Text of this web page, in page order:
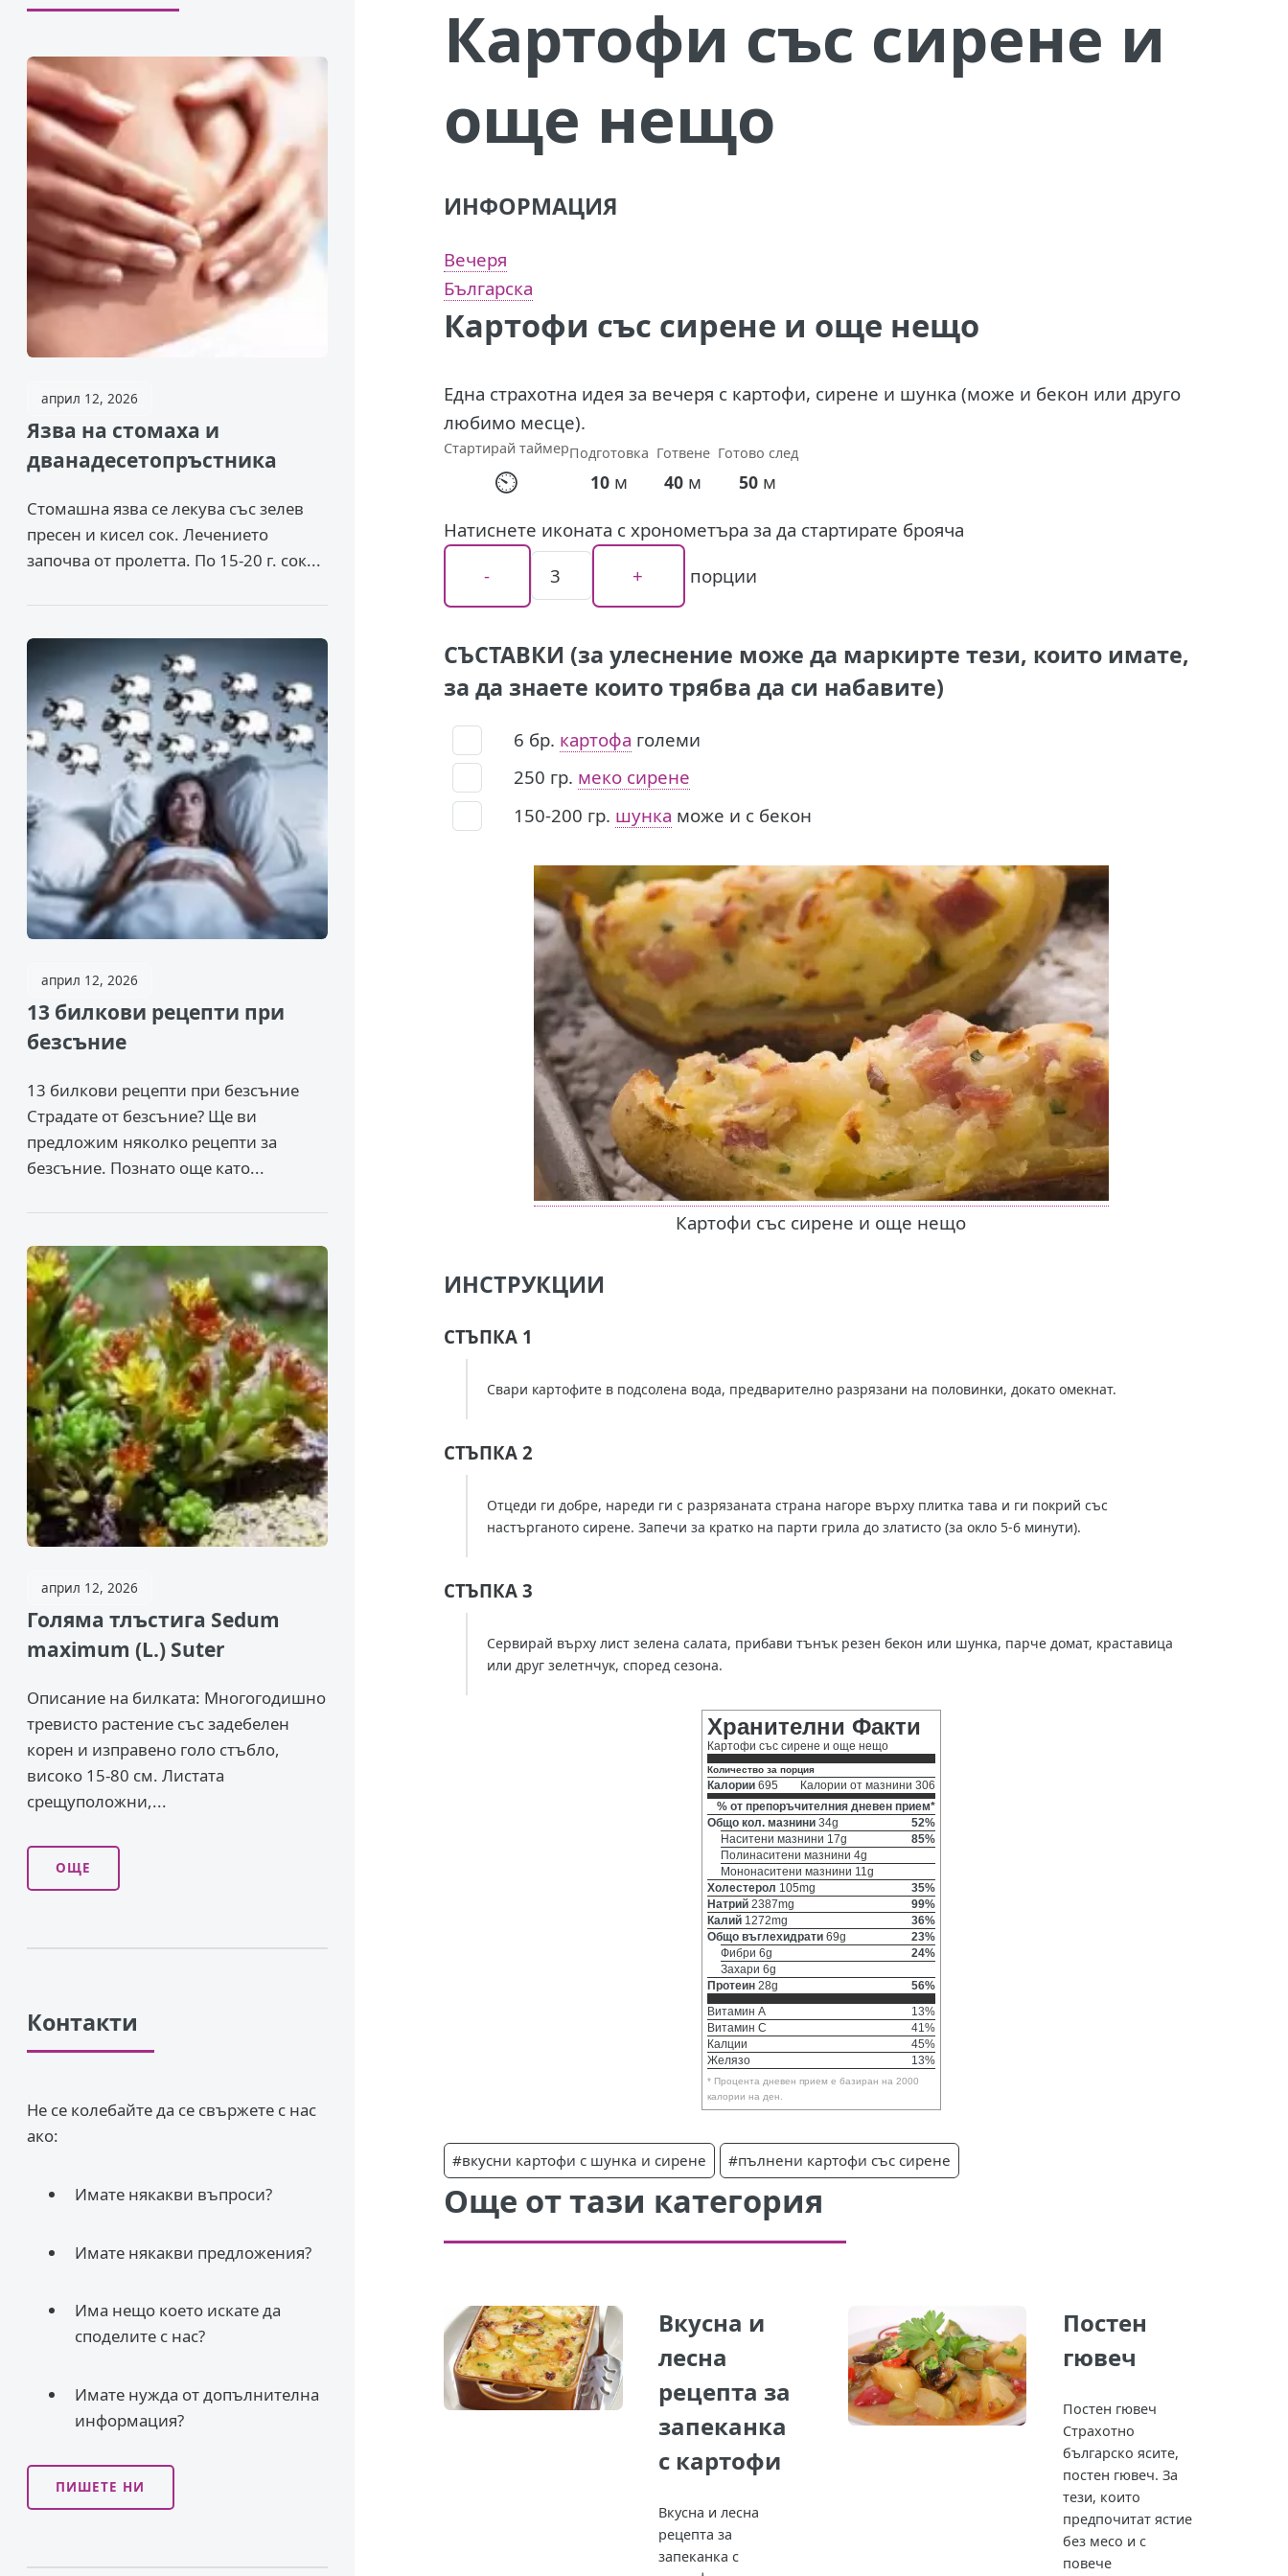
Картофи със сирене и
още нещо
ИНФОРМАЦИЯ
Вечеря
Българска
Картофи със сирене и още нещо
Една страхотна идея за вечеря с картофи, сирене и шунка (може и бекон или друго
любимо месце).
Стартирай таймер
⏲
Подготовка
10м
Готвене
40 м
Готово след
50 м
Натиснете иконата с хронометъра за да стартирате брояча
порции
СЪСТАВКИ (за улеснение може да маркирте тези, които имате,
за да знаете които трябва да си набавите)
6 бр. картофа големи
250 гр. меко сирене
150-200 гр. шунка може и с бекон
Картофи със сирене и още нещо
ИНСТРУКЦИИ
СТЪПКА 1
Свари картофите в подсолена вода, предварително разрязани на половинки, докато омекнат.
СТЪПКА 2
Отцеди ги добре, нареди ги с разрязаната страна нагоре върху плитка тава и ги покрий със
настърганото сирене. Запечи за кратко на парти грила до златисто (за окло 5-6 минути).
СТЪПКА 3
Сервирай върху лист зелена салата, прибави тънък резен бекон или шунка, парче домат, краставица
или друг зелетнчук, според сезона.
Хранителни Факти
Картофи със сирене и още нещо
Количество за порция
Калории695
Калории от мазнини 306
% от препоръчителния дневен прием*
Общо кол. мазнини34g
52%
Наситени мазнини 17g
85%
Полинаситени мазнини 4g
Мононаситени мазнини 11g
Холестерол 105mg
35%
Натрий2387mg
99%
Калий1272mg
36%
Общо въглехидрати69g
23%
Фибри 6g
24%
Захари 6g
Протеин28g
56%
Витамин A
13%
Витамин C
41%
Калции
45%
Желязо
13%
* Процента дневен прием е базиран на 2000
калории на ден.
#вкусни картофи с шунка и сирене #пълнени картофи със сирене
Още от тази категория
Вкусна и
лесна
рецепта за
запеканка
с картофи
Вкусна и лесна
рецепта за
запеканка с
Постен
гювеч
Постен гювеч
Страхотно
българско ясите,
постен гювеч. За
тези, които
предпочитат ястие
без месо и с
повече
април 12, 2026
Язва на стомаха и
дванадесетопръстника
Стомашна язва се лекува със зелев
пресен и кисел сок. Лечението
започва от пролетта. По 15-20 г. сок...
април 12, 2026
13 билкови рецепти при
безсъние
13 билкови рецепти при безсъние
Страдате от безсъние? Ще ви
предложим няколко рецепти за
безсъние. Познато още като...
април 12, 2026
Голяма тлъстига Sedum
maximum (L.) Suter
Описание на билката: Многогодишно
тревисто растение със задебелен
корен и изправено го­ло стъбло,
високо 15-80 см. Листата
срещуположни,...
ОЩЕ
Контакти
Не се колебайте да се свържете с нас
ако:
Имате някакви въпроси?
Имате някакви предложения?
Има нещо което искате да
споделите с нас?
Имате нужда от допълнителна
информация?
ПИШЕТЕ НИ